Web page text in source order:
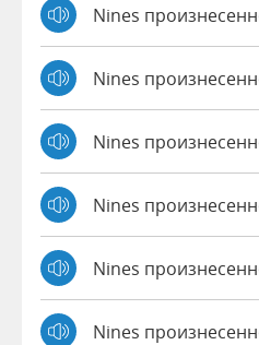
Nines
Nines
Nines
Nines
Nines
Nines